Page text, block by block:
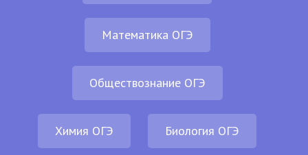
Математика ОГЭ
Обществознание ОГЭ
Химия ОГЭ Биология ОГЭ